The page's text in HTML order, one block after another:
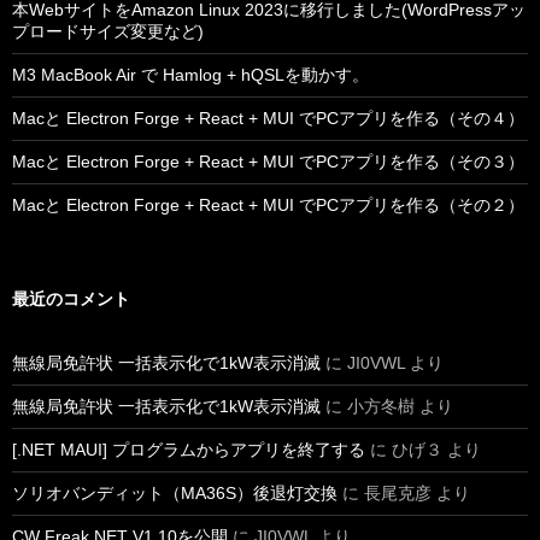
本WebサイトをAmazon Linux 2023に移行しました(WordPressアッ
プロードサイズ変更など)
M3 MacBook Air で Hamlog + hQSLを動かす。
Macと Electron Forge + React + MUI でPCアプリを作る（その４）
Macと Electron Forge + React + MUI でPCアプリを作る（その３）
Macと Electron Forge + React + MUI でPCアプリを作る（その２）
最近のコメント
無線局免許状 一括表示化で1kW表示消滅 に JI0VWL より
無線局免許状 一括表示化で1kW表示消滅 に 小方冬樹 より
[.NET MAUI] プログラムからアプリを終了する に ひげ３ より
ソリオバンディット（MA36S）後退灯交換 に 長尾克彦 より